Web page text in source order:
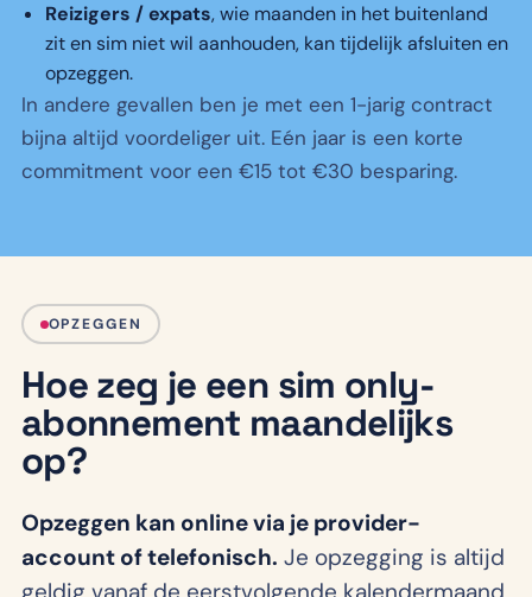
Reizigers / expats, wie maanden in het buitenland
zit en sim niet wil aanhouden, kan tijdelijk afsluiten en
opzeggen.
In andere gevallen ben je met een 1-jarig contract
bijna altijd voordeliger uit. Eén jaar is een korte
commitment voor een €15 tot €30 besparing.
OPZEGGEN
Hoe zeg je een sim only-
abonnement maandelijks
op?
Opzeggen kan online via je provider-
account of telefonisch. Je opzegging is altijd